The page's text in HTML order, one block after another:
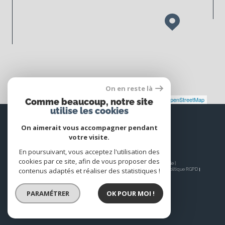
Leaflet|©JawgMaps © OpenStreetMap
Espace
PROPRIÉTAIRE
Se connecter
© 2026 | Tous droits réservés | Traduction powered by Google |
Nos honoraires
Plan du site Mentions légales Admin Nos liens
Politique RGPD
On en reste là
Comme beaucoup, notre site
utilise les cookies
On aimerait vous accompagner pendant
votre visite.
En poursuivant, vous acceptez l'utilisation des
cookies par ce site, afin de vous proposer des
contenus adaptés et réaliser des statistiques !
PARAMÉTRER OK POUR MOI !